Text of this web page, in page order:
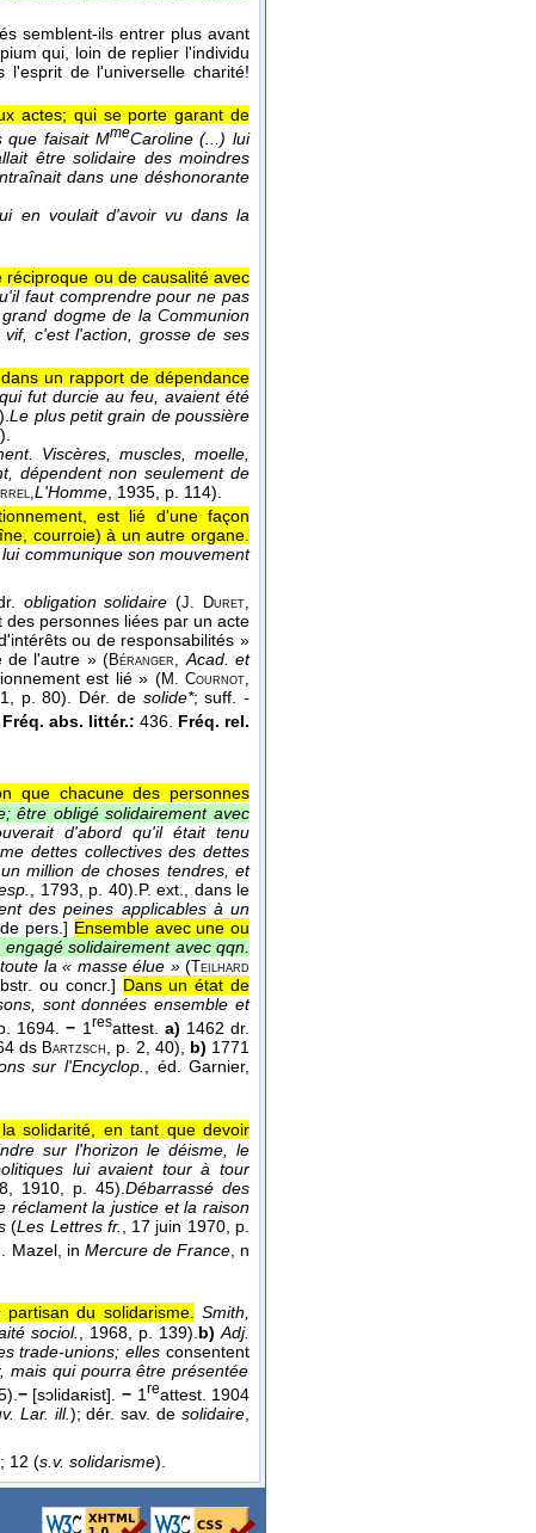
semblent-ils entrer plus avant
qui, loin de replier l'individu
de l'universelle charité!
actes; qui se porte garant de
que faisait MmeCaroline (...) lui
être solidaire des moindres
dans une déshonorante
en voulait d'avoir vu dans la
ou de causalité avec
faut comprendre pour ne pas
dogme de la Communion
c'est l'action, grosse de ses
un rapport de dépendance
fut durcie au feu, avaient été
Le plus petit grain de poussière
Viscères, muscles, moelle,
dépendent non seulement de
L'Homme , 1935 , p. 114).
est lié d'une façon
courroie) à un autre organe.
communique son mouvement
obligation solidaire (J. Duret,
des personnes liées par un acte
ou de responsabilités »
de l'autre » (Béranger,Acad. et
est lié » (M. Cournot,
1, p. 80). Dér. de solide*; suff. -
Fréq. abs. littér.: 436. Fréq. rel.
que chacune des personnes
être obligé solidairement avec
d'abord qu'il était tenu
dettes collectives des dettes
million de choses tendres, et
, 1793, p. 40).P. ext., dans le
des peines applicables à un
pers.] Ensemble avec une ou
engagé solidairement avec qqn.
la « masse élue »( Teilhard
ou concr.] Dans un état de
sont données ensemble et
1694.− 1 resattest. a) 1462 dr.
ds Bartzsch , p. 2, 40), b) 1771
sur l'Encyclop.
, éd. Garnier,
solidarité, en tant que devoir
sur l'horizon le déisme, le
lui avaient tour à tour
, 1910, p. 45). Débarrassé des
réclament la justice et la raison
(Les Lettres fr. , 17 juin 1970, p.
Mazel, in Mercure de France, n
du solidarisme.
Smith,
sociol. , 1968, p. 139). b) Adj.
trade-unions; elles consentent
mais qui pourra être présentée
−[sɔlidaʀist]. − 1 reattest. 1904
Lar. ill.); dér. sav. desolidaire
12 (s.v. solidarisme).